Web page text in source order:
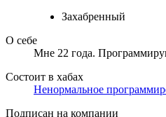
Захабренный
О себе
Мне 22 года.
Состоит в хабах
Ненормальное
Подписан на компании